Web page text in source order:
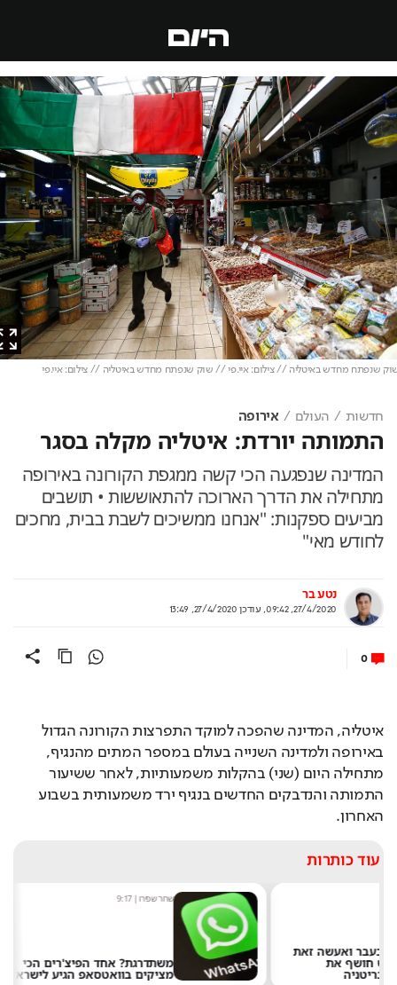
שנפתח מחדש באיטליה // צילום: איי.פי // שוק שנפתח מחדש באיטליה // צילום: איי.פי
חדשות העולם אירופה
התמותה יורדת: איטליה מקלה בסגר
המדינה שנפגעה הכי קשה ממגפת הקורונה באירופה
מתחילה את הדרך הארוכה להתאוששות • תושבים
מביעים ספקנות: "אנחנו ממשיכים לשבת בבית, מחכים
לחודש מאי"
נטע בר
27/4/2020, 09:42
,עודכן27/4/2020, 13:49
0
איטליה, המדינה שהפכה למוקד התפרצות הקורונה הגדול
באירופה ולמדינה השנייה בעולם במספר המתים מהנגיף,
מתחילה היום (שני) בהקלות משמעותיות, לאחר ששיעור
התמותה והנדבקים החדשים בנגיף ירד משמעותית בשבוע
האחרון.
עוד כותרות
שחר שפירו|
9:17
משתדרגת? אחד הפיצ'רים הכי
מציקים בוואטסאפ הגיע לישראל